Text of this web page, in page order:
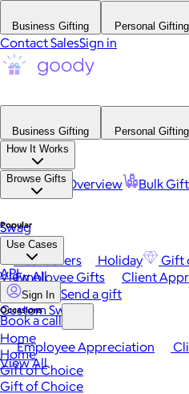
Business Gifting Personal Gifting
Contact SalesSign in
Business Gifting
Personal Gifting
How It Works
Platform Overview Bulk
Browse Gifts
Popular
Best Sellers Holiday Gift
View All
Occasions
Employee Appreciation
View All
Swag
Use Cases
Employee Gifts Client
Custom Swag
API
Sign In Send a gift
Book a call
Home
Home
Gift of Choice
Gift of Choice